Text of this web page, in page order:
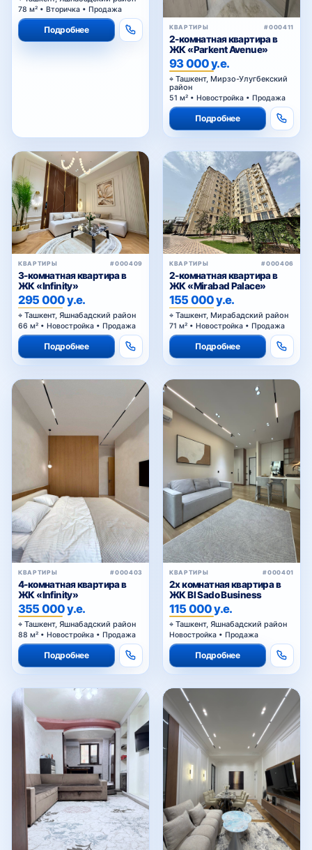
78 м² • Вторичка • Продажа
Подробнее
2-комнатная квартира в
ЖК «Parkent Avenue»
93 000 у.е.
Ташкент, Мирзо-Улугбекский
район
51 м² • Новостройка • Продажа
Подробнее
#000409
3-комнатная квартира в
ЖК «Infinity»
295 000 у.е.
Ташкент, Яшнабадский район
66 м² • Новостройка • Продажа
Подробнее
2-комнатная квартира в
ЖК «Mirabad Palace»
155 000 у.е.
Ташкент, Мирабадский район
71 м² • Новостройка • Продажа
Подробнее
4-комнатная квартира в
ЖК «Infinity»
355 000 у.е.
Ташкент, Яшнабадский район
88 м² • Новостройка • Продажа
Подробнее
2х комнатная квартира в
ЖК BI Sado Business
115 000 у.е.
Ташкент, Яшнабадский район
Новостройка • Продажа
Подробнее